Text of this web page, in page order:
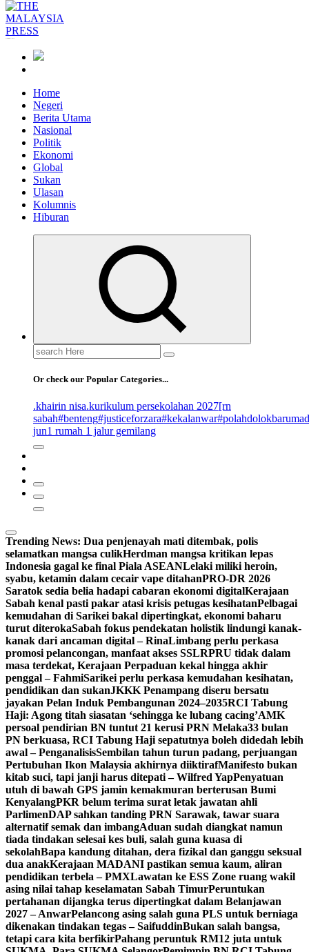
Home
Negeri
Berita Utama
Nasional
Politik
Ekonomi
Global
Sukan
Ulasan
Kolumnis
Hiburan
Search
for:
Or check our Popular Categories...
.khairin nisa.kurikulum persekolahan 2027[rn
sabah#benteng#justiceforzara#kekalanwar
jun1 rumah 1 jalur gemilang
Trending News: Dua penjenayah mati ditembak, polis
selamatkan mangsa culikHerdman mangsa kritikan lepas
Indonesia gagal ke final Piala ASEANLelaki miliki heroin,
syabu, ketamin dalam cecair vape ditahanPRO-DR 2026
Saratok sedia belia hadapi cabaran ekonomi digitalKerajaan
Sabah kenal pasti pakar atasi krisis petugas kesihatanPelbagai
kemudahan di Sarikei bakal dipertingkat, ekonomi baharu
turut diterokaSabah fokus pendekatan holistik lindungi kanak-
kanak dari ancaman digital – RinaLimbang perlu perkasa
promosi pelancongan, manfaat akses SSLRPRU tidak dalam
masa terdekat, Kerajaan Perpaduan kekal hingga akhir
penggal – FahmiSarikei perlu perkasa kemudahan kesihatan,
pendidikan dan sukanJKKK Penampang diseru bersatu
jayakan Pelan Induk Pembangunan 2024–2035RCI Tabung
Haji: Agong titah siasatan ‘sehingga ke lubang cacing’AMK
persoal pendirian BN tuntut 21 kerusi PRN Melaka33 bulan
PN berkuasa, RCI Tabung Haji sepatutnya boleh didedah lebih
awal – PenganalisisSembilan tahun turun padang, perjuangan
Pertubuhan Ikon Malaysia akhirnya diiktirafManifesto bukan
kitab suci, tapi janji harus ditepati – Wilfred YapPenyatuan
utuh di bawah GPS jamin kemakmuran berterusan Bumi
KenyalangPKR belum terima surat letak jawatan ahli
ParlimenDAP sahkan tanding PRN Sarawak, tawar suara
alternatif semak dan imbangAduan sudah diangkat namun
tiada tindakan selesai kes buli, salah guna kuasa di
sekolahBapa kandung ditahan, dera fizikal dan ganggu seksual
dua anakKerajaan MADANI pastikan semua kaum, aliran
pendidikan terbela – PMXLawatan ke ESS Zone ruang wakil
asing nilai tahap keselamatan Sabah TimurPeruntukan
pertahanan dijangka terus dipertingkat dalam Belanjawan
2027 – AnwarPelancong asing salah guna PLS untuk berniaga
dikenakan tindakan tegas – SaifuddinBukan salah bangsa,
tetapi cara kita berfikirPahang peruntuk RM12 juta untuk